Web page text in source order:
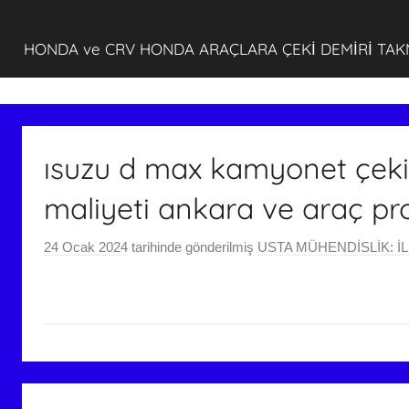
HONDA ve CRV HONDA ARAÇLARA ÇEKİ DEMİRİ
ısuzu d max kamyonet
maliyeti ankara ve araç
24 Ocak 2024 tarihinde gönderilmiş USTA MÜHENDİSLİK: